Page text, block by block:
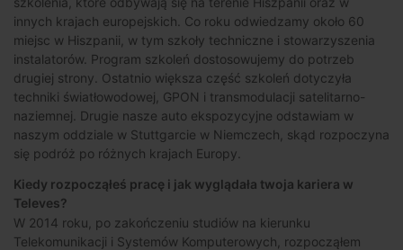
innych krajach europejskich. Co roku odwiedzamy około 60
miejsc w Hiszpanii, w tym szkoły techniczne i stowarzyszenia
instalatorów. Program szkoleń dostosowujemy do potrzeb
drugiej strony. Ostatnio większa część szkoleń dotyczyła
techniki światłowodowej, GPON i transmodulacji satelitarno-
naziemnej. Drugie nasze auto ekspozycyjne odstawiam w
naszym oddziale w Stuttgarcie w Niemczech, skąd rozpoczyna
się podróż po różnych krajach Europy.
Kiedy rozpocząłeś pracę i jak wyglądała twoja kariera w
Televes?
W 2014 roku, po zakończeniu studiów na kierunku
Telekomunikacji i Systemów Komputerowych, rozpocząłem